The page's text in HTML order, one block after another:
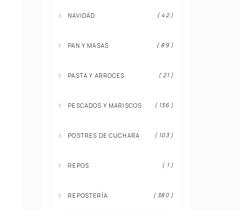
NAVIDAD ( 42 )
PAN Y MASAS ( 89 )
PASTA Y ARROCES ( 21 )
PESCADOS Y MARISCOS ( 136 )
POSTRES DE CUCHARA ( 103 )
REPOS ( 1 )
REPOSTERÍA ( 380 )